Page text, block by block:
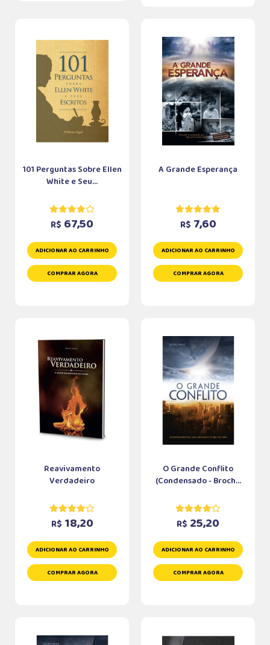
101 Perguntas Sobre Ellen
White e Seu...
R$ 67,50
ADICIONAR AO CARRINHO
COMPRAR AGORA
A Grande Esperança
R$ 7,60
ADICIONAR AO CARRINHO
COMPRAR AGORA
Reavivamento
Verdadeiro
R$ 18,20
ADICIONAR AO CARRINHO
COMPRAR AGORA
O Grande Conflito
(Condensado - Broch...
R$ 25,20
ADICIONAR AO CARRINHO
COMPRAR AGORA